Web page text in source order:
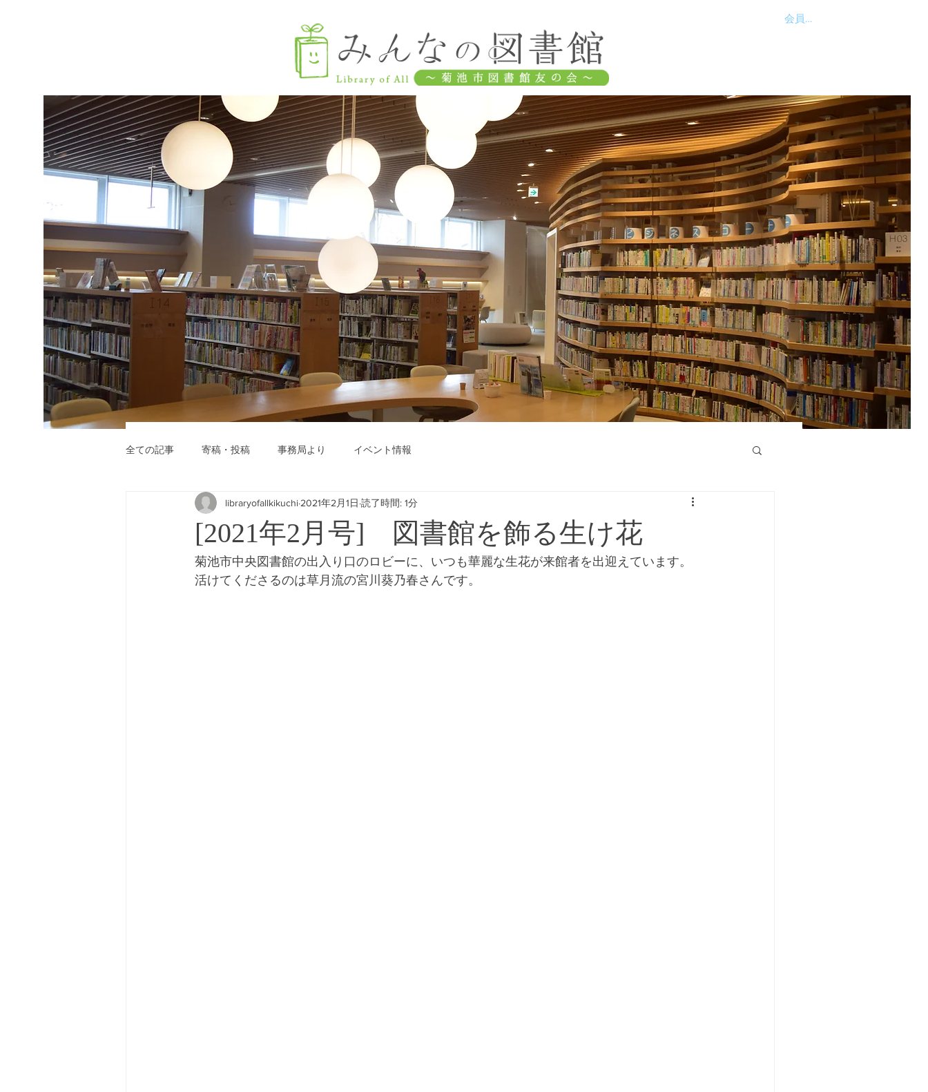
会員ログイン
全ての記事 寄稿・投稿 事務局より イベント情報
[2021年2月号] 図書館を飾る生け花
libraryofallkikuchi 2021年2月1日 読了時間: 1分
菊池市中央図書館の出入り口のロビーに、いつも華麗な生花が来館者を出迎えています。
活けてくださるのは草月流の宮川葵乃春さんです。